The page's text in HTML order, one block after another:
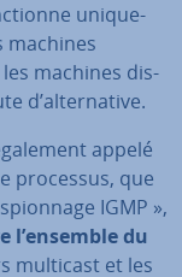
uni­que­
machines
machines dis­
d’al­ter­na­tive.
appelé
processus, que
IGMP »,
l’ensemble du
multicast et les